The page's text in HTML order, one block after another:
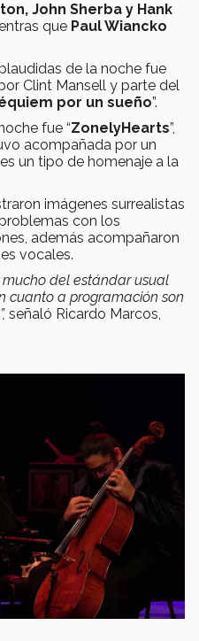
John Sherba y Hank
que Paul Wiancko
de la noche fue
Clint Mansell y parte del
por un sueño”.
fue “ZonelyHearts”,
acompañada por un
un tipo de homenaje a la
imágenes surrealistas
con los
además acompañaron
vocales.
del estándar usual
cuanto a programación son
señaló Ricardo Marcos,